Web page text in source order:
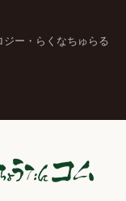
ー・らくなちゅらる